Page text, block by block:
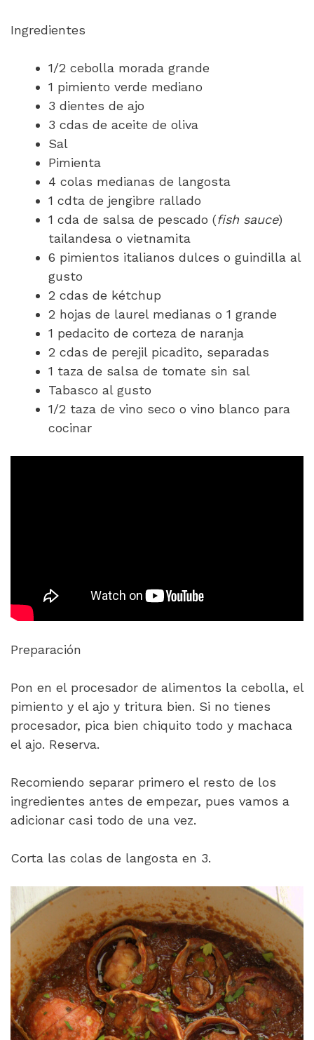
Ingredientes
1/2 cebolla morada grande
1 pimiento verde mediano
3 dientes de ajo
3 cdas de aceite de oliva
Sal
Pimienta
4 colas medianas de langosta
1 cdta de jengibre rallado
1 cda de salsa de pescado (fish sauce)
tailandesa o vietnamita
6 pimientos italianos dulces o guindilla al
gusto
2 cdas de kétchup
2 hojas de laurel medianas o 1 grande
1 pedacito de corteza de naranja
2 cdas de perejil picadito, separadas
1 taza de salsa de tomate sin sal
Tabasco al gusto
1/2 taza de vino seco o vino blanco para
cocinar
Preparación
Pon en el procesador de alimentos la cebolla, el
pimiento y el ajo y tritura bien. Si no tienes
procesador, pica bien chiquito todo y machaca
el ajo. Reserva.
Recomiendo separar primero el resto de los
ingredientes antes de empezar, pues vamos a
adicionar casi todo de una vez.
Corta las colas de langosta en 3.